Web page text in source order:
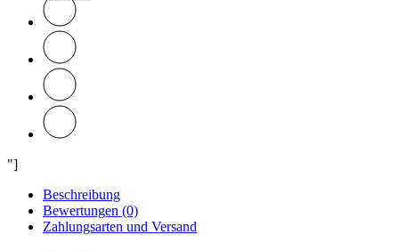
"]
Beschreibung
Bewertungen (0)
Zahlungsarten und Versand